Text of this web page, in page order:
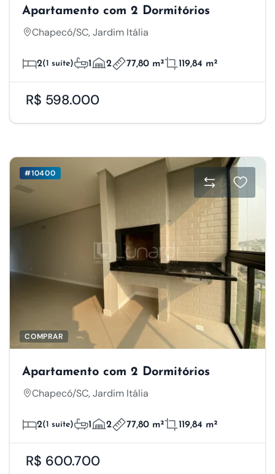
Apartamento com 2 Dormitórios
Chapecó/SC, Jardim Itália
2(1 suíte) 1 2 77,80 m² 119,84 m²
R$ 598.000
#10400
COMPRAR
Apartamento com 2 Dormitórios
Chapecó/SC, Jardim Itália
2(1 suíte) 1 2 77,80 m² 119,84 m²
R$ 600.700